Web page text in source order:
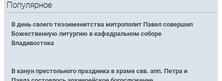
Популярное
В день своего тезоименитства митрополит Павел совершил
Божественную литургию в кафедральном соборе
Владивостока
В канун престольного праздника в храме свв. апп. Петра и